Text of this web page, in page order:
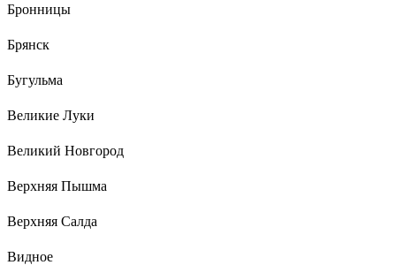
Бронницы
Брянск
Бугульма
Великие Луки
Великий Новгород
Верхняя Пышма
Верхняя Салда
Видное